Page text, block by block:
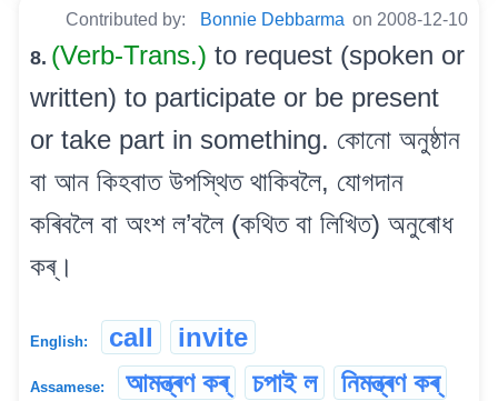
Contributed by: Bonnie Debbarma on 2008-12-10
8. (Verb-Trans.) to request (spoken or
written) to participate or be present
or take part in something. কোনো অনুষ্ঠান
বা আন কিহবাত উপস্থিত থাকিবলৈ, যোগদান
কৰিবলৈ বা অংশ ল’বলৈ (কথিত বা লিখিত) অনুৰোধ
কৰ্।
English: call invite
Assamese: আমন্ত্ৰণ কৰ্ চপাই ল
নিমন্ত্ৰণ কৰ্